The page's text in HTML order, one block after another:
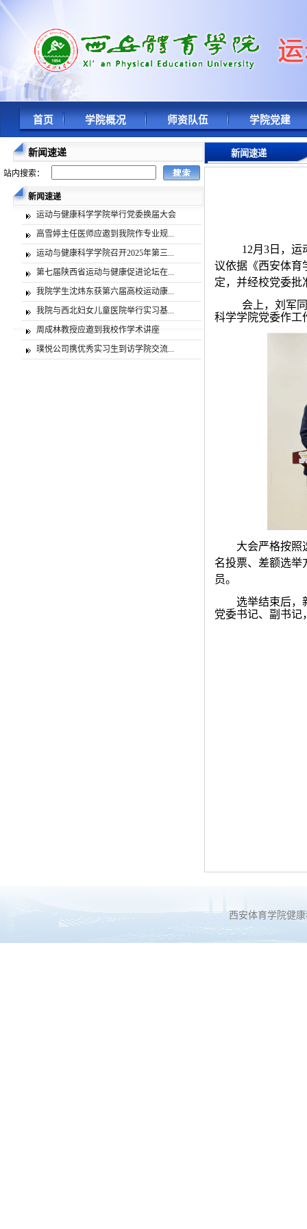
首页 学院概况 师资队伍 学院党建
新闻速递
站内搜索：
新闻速递
运动与健康科学学院举行党委换届大会
高雪婷主任医师应邀到我院作专业规...
运动与健康科学学院召开2025年第三...
第七届陕西省运动与健康促进论坛在...
我院学生沈炜东获第六届高校运动康...
我院与西北妇女儿童医院举行实习基...
周成林教授应邀到我校作学术讲座
璞悦公司携优秀实习生到访学院交流...
新闻速递
12月3日，运
议依据《西安体育
定，并经校党委批
会上，刘军
科学学院党委作工
大会严格按照
名投票、差额选举
员。
选举结束后，
党委书记、副书记
西安体育学院健